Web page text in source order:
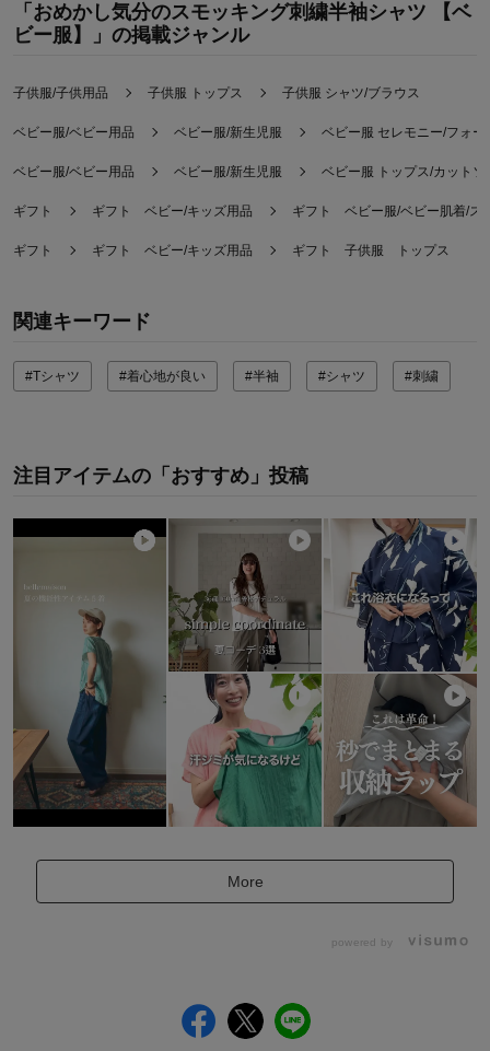
「おめかし気分のスモッキング刺繍半袖シャツ 【ベ
ビー服】」の掲載ジャンル
子供服/子供用品 子供服 トップス 子供服 シャツ/ブラウス
ベビー服/ベビー用品 ベビー服/新生児服 ベビー服 セレモニー/フォー
ベビー服/ベビー用品 ベビー服/新生児服 ベビー服 トップス/カットソ
ギフト ギフト ベビー/キッズ用品 ギフト ベビー服/ベビー肌着/ス
ギフト ギフト ベビー/キッズ用品 ギフト 子供服 トップス
関連キーワード
#Tシャツ #着心地が良い #半袖 #シャツ #刺繍
注目アイテムの「おすすめ」投稿
More
powered by